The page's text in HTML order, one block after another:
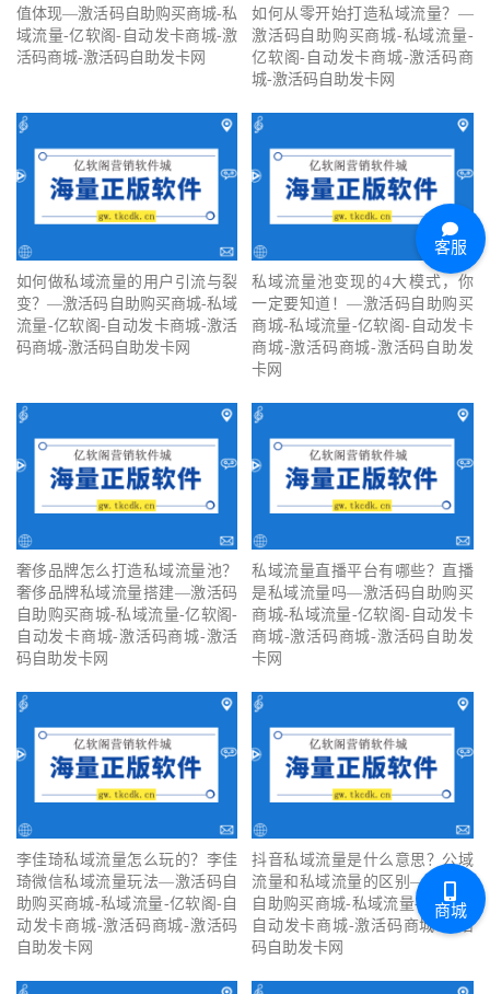
值体现—激活码自助购买商城-私
域流量-亿软阁-自动发卡商城-激
活码商城-激活码自助发卡网
如何从零开始打造私域流量？—
激活码自助购买商城-私域流量-
亿软阁-自动发卡商城-激活码商
城-激活码自助发卡网
如何做私域流量的用户引流与裂
变？—激活码自助购买商城-私域
流量-亿软阁-自动发卡商城-激活
码商城-激活码自助发卡网
私域流量池变现的4大模式，你
一定要知道！—激活码自助购买
商城-私域流量-亿软阁-自动发卡
商城-激活码商城-激活码自助发
卡网
奢侈品牌怎么打造私域流量池？
奢侈品牌私域流量搭建—激活码
自助购买商城-私域流量-亿软阁-
自动发卡商城-激活码商城-激活
码自助发卡网
私域流量直播平台有哪些？直播
是私域流量吗—激活码自助购买
商城-私域流量-亿软阁-自动发卡
商城-激活码商城-激活码自助发
卡网
李佳琦私域流量怎么玩的？李佳
琦微信私域流量玩法—激活码自
助购买商城-私域流量-亿软阁-自
动发卡商城-激活码商城-激活码
自助发卡网
抖音私域流量是什么意思？公域
流量和私域流量的区别—激活码
自助购买商城-私域流量-亿软阁-
自动发卡商城-激活码商城-激活
码自助发卡网
客服
商城